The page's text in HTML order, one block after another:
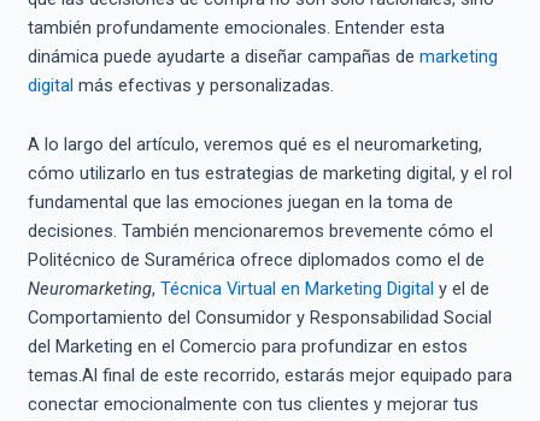
también profundamente emocionales. Entender esta
dinámica puede ayudarte a diseñar campañas de marketing
digital más efectivas y personalizadas.
A lo largo del artículo, veremos qué es el neuromarketing,
cómo utilizarlo en tus estrategias de marketing digital, y el rol
fundamental que las emociones juegan en la toma de
decisiones. También mencionaremos brevemente cómo el
Politécnico de Suramérica ofrece diplomados como el de
Neuromarketing, Técnica Virtual en Marketing Digital y el de
Comportamiento del Consumidor y Responsabilidad Social
del Marketing en el Comercio para profundizar en estos
temas.Al final de este recorrido, estarás mejor equipado para
conectar emocionalmente con tus clientes y mejorar tus